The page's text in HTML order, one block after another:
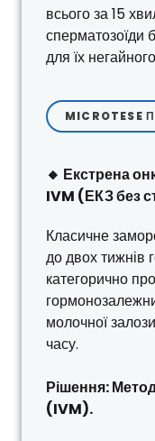
всього за 15
сперматозоїди
для їх
MICROTESE
🔸 Екстрена
IVM (ЕКЗ без
Класичне
до двох тижнів
категорично
молочної
часу.
Рішення:
(IVM).